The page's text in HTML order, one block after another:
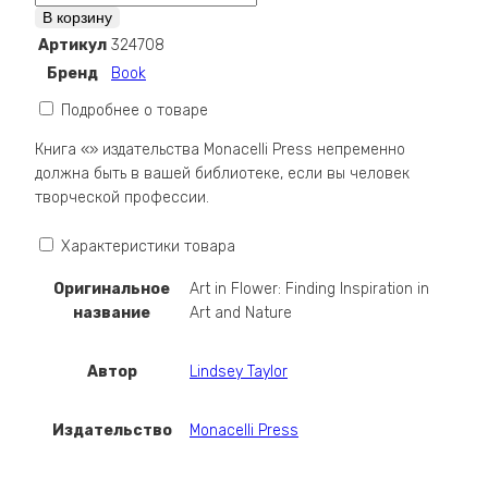
Art
in
Flower:
Finding
Inspiration
Art
and
Nature
В корзину
Артикул 324708
Бренд
Book
Подробнее о товаре
Книга «» издательства Monacelli Press непременно
должна быть в вашей библиотеке, если вы человек
творческой профессии.
Характеристики товара
Оригинальное
название
Art in Flower: Finding Inspiration in
Art and Nature
Автор Lindsey Taylor
Издательство Monacelli Press